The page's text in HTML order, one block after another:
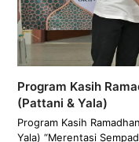
Program Kasih
(Pattani & Yala)
Program Kasih
Yala) “Merentasi